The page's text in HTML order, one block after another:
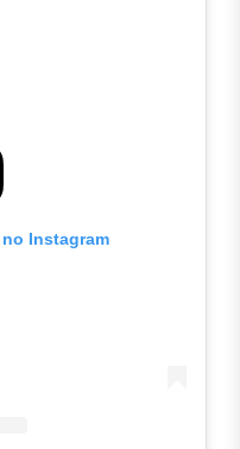
Instagram